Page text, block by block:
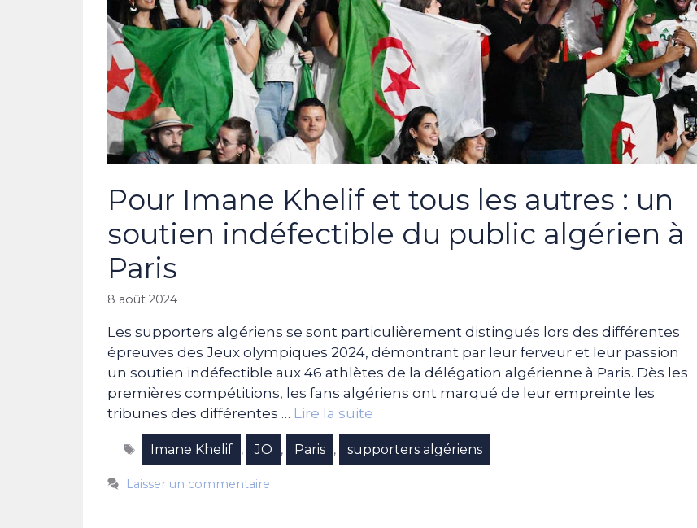
Pour Imane Khelif et tous les autres : un
soutien indéfectible du public algérien à
Paris
8 août 2024
Les supporters algériens se sont particulièrement distingués lors des différentes
épreuves des Jeux olympiques 2024, démontrant par leur ferveur et leur passion
un soutien indéfectible aux 46 athlètes de la délégation algérienne à Paris. Dès les
premières compétitions, les fans algériens ont marqué de leur empreinte les
tribunes des différentes … Lire la suite
Étiquettes
Imane Khelif , JO , Paris , supporters algériens
Laisser un commentaire